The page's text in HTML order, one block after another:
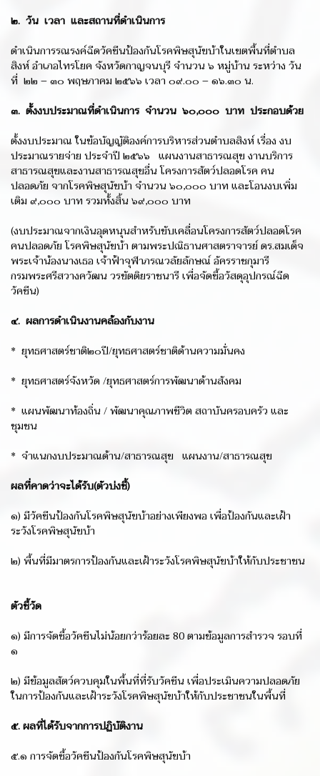
๒. วัน เวลา และสถานที่ดำเนินการ
ดำเนินการรณรงค์ฉีดวัคซีนป้องกันโรคพิษสุนัขบ้าในเขตพื้นที่ตำบล
สิงห์ อำเภอไทรโยค จังหวัดกาญจนบุรี จำนวน ๖ หมู่บ้าน ระหว่าง วัน
ที่ ๒๒ – ๓๐ พฤษภาคม ๒๕๖๖ เวลา ๐๙.๐๐ – ๑๖.๓๐ น.
๓. ตั้งงบประมาณที่ดำเนินการ จำนวน ๖๐,๐๐๐ บาท ประกอบด้วย
ตั้งงบประมาณ ในข้อบัญญัติองค์การบริหารส่วนตำบลสิงห์ เรื่อง งบ
ประมาณรายจ่าย ประจำปี ๒๕๖๖ แผนงานสาธารณสุข งานบริการ
สาธารณสุขและงานสาธารณสุขอื่น โครงการสัตว์ปลอดโรค คน
ปลอดภัย จากโรคพิษสุนัขบ้า จำนวน ๖๐,๐๐๐ บาท และโอนงบเพิ่ม
เติม ๙,๐๐๐ บาท รวมทั้งสิ้น ๖๙,๐๐๐ บาท
(งบประมาณจากเงินอุดหนุนสำหรับขับเคลื่อนโครงการสัตว์ปลอดโรค
คนปลอดภัย โรคพิษสุนัขบ้า ตามพระปณิธานศาสตราจารย์ ดร.สมเด็จ
พระเจ้าน้องนางเธอ เจ้าฟ้าจุฬาภรณวลัยลักษณ์ อัครราชกุมารี
กรมพระศรีสวางควัฒน วรขัตติยราชนารี เพื่อจัดซื้อวัสดุอุปกรณ์ฉีด
วัคซีน)
๔. ผลการดำเนินงานคล้องกับงาน
* ยุทธศาสตร์ชาติ๒๐ปี/ยุทธศาสตร์ชาติด้านความมั่นคง
* ยุทธศาสตร์จังหวัด /ยุทธศาสตร์การพัฒนาด้านสังคม
* แผนพัฒนาท้องถิ่น / พัฒนาคุณภาพชีวิต สถาบันครอบครัว และ
ชุมชน
* จำแนกงบประมาณด้าน/สาธารณสุข แผนงาน/สาธารณสุข
ผลที่คาดว่าจะได้รับ(ตัวบ่งชี้)
๑) มีวัคซีนป้องกันโรคพิษสุนัขบ้าอย่างเพียงพอ เพื่อป้องกันและเฝ้า
ระวังโรคพิษสุนัขบ้า
๒) พื้นที่มีมาตรการป้องกันและเฝ้าระวังโรคพิษสุนัขบ้าให้กับประชาชน
ตัวชี้วัด
๑) มีการจัดซื้อวัคซีนไม่น้อยกว่าร้อยละ 80 ตามข้อมูลการสำรวจ รอบที่
๑
๒) มีข้อมูลสัตว์ควบคุมในพื้นที่ที่รับวัคซีน เพื่อประเมินความปลอดภัย
ในการป้องกันและเฝ้าระวังโรคพิษสุนัขบ้าให้กับประชาชนในพื้นที่
๕. ผลที่ได้รับจากการปฏิบัติงาน
๕.๑ การจัดซื้อวัคซีนป้องกันโรคพิษสุนัขบ้า